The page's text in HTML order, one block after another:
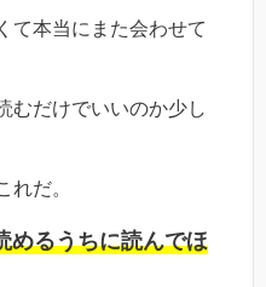
て本当にまた会わせて
むだけでいいのか少し
だ。
るうちに読んでほ